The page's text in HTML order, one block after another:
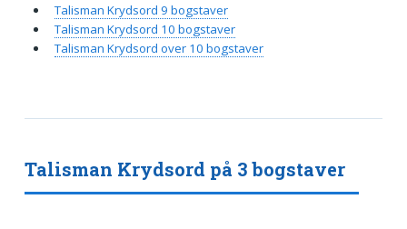
Talisman Krydsord på 3 bogstaver
Talisman Krydsord 9 bogstaver
Talisman Krydsord 10 bogstaver
Talisman Krydsord over 10 bogstaver